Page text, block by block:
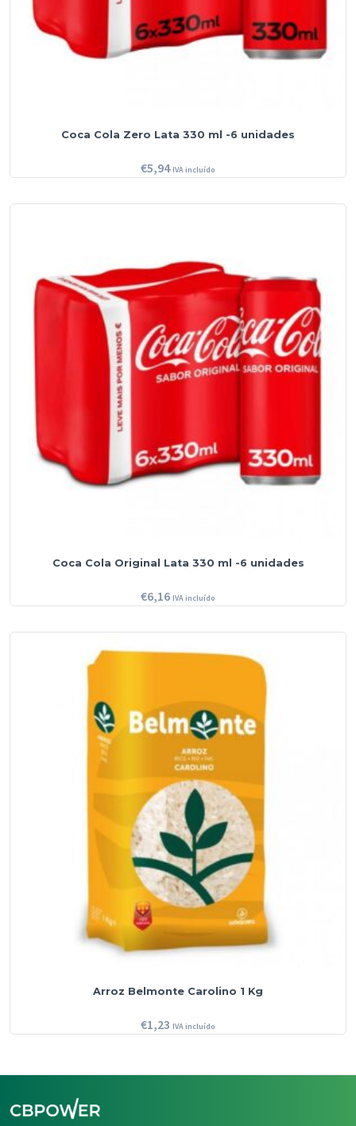
Coca Cola Zero Lata 330 ml -6 unidades
€5,94 IVA incluído
Coca Cola Original Lata 330 ml -6 unidades
€6,16 IVA incluído
Arroz Belmonte Carolino 1 Kg
€1,23 IVA incluído